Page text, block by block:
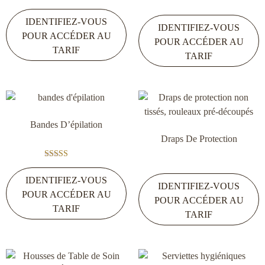
Note
sur 5
IDENTIFIEZ-VOUS
POUR ACCÉDER AU
TARIF
IDENTIFIEZ-VOUS
POUR ACCÉDER AU
TARIF
Bandes D’épilation
Note
sur 5
IDENTIFIEZ-VOUS
POUR ACCÉDER AU
TARIF
Draps De Protection
IDENTIFIEZ-VOUS
POUR ACCÉDER AU
TARIF